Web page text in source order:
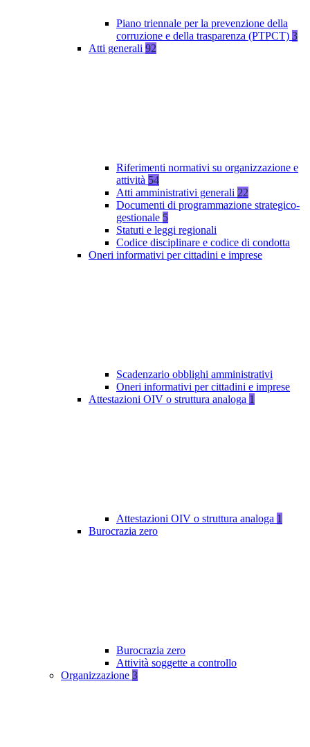
Piano triennale per la prevenzione della
corruzione e della trasparenza (PTPCT) 3
Atti generali 92
Riferimenti normativi su organizzazione e
attività 54
Atti amministrativi generali 22
Documenti di programmazione strategico-
gestionale 5
Statuti e leggi regionali
Codice disciplinare e codice di condotta
Oneri informativi per cittadini e imprese
Scadenzario obblighi amministrativi
Oneri informativi per cittadini e imprese
Attestazioni OIV o struttura analoga 1
Attestazioni OIV o struttura analoga 1
Burocrazia zero
Burocrazia zero
Attività soggette a controllo
Organizzazione 3